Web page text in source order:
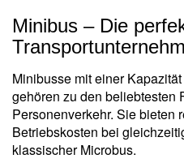
Minibus – Die
Minibusse mit einer
gehören zu den beliebtesten
Personenverkehr. Sie bieten
Betriebskosten bei
klassischer Microbus.